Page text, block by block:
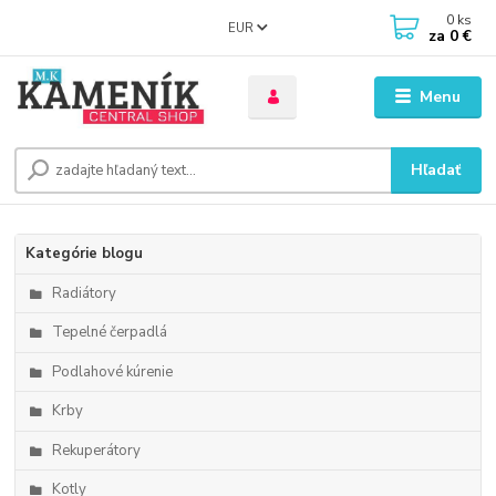
Menu
EUR
Hľadať
0 ks
za 0 €
Kategórie blogu
Radiátory
Tepelné čerpadlá
Podlahové kúrenie
Krby
Rekuperátory
Kotly